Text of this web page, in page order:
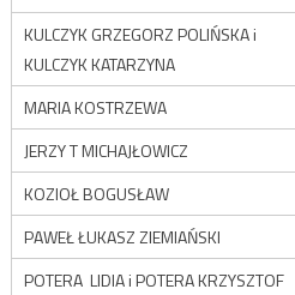
KULCZYK GRZEGORZ POLIŃSKA i
KULCZYK KATARZYNA
MARIA KOSTRZEWA
JERZY T MICHAJŁOWICZ
KOZIOŁ BOGUSŁAW
PAWEŁ ŁUKASZ ZIEMIAŃSKI
POTERA LIDIA i POTERA KRZYSZTOF